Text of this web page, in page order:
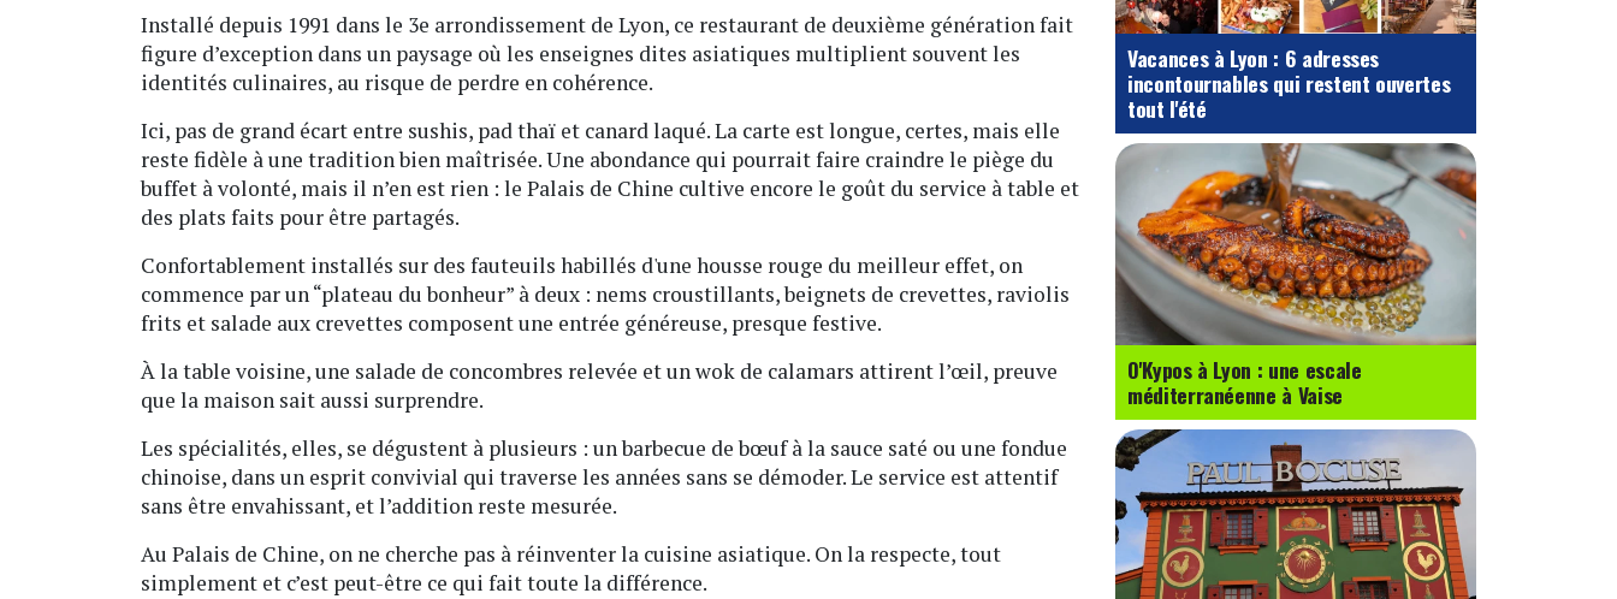
Installé depuis 1991 dans le 3e arrondissement de Lyon, ce restaurant de deuxième génération fait
figure d’exception dans un paysage où les enseignes dites asiatiques multiplient souvent les
identités culinaires, au risque de perdre en cohérence.
Ici, pas de grand écart entre sushis, pad thaï et canard laqué. La carte est longue, certes, mais elle
reste fidèle à une tradition bien maîtrisée. Une abondance qui pourrait faire craindre le piège du
buffet à volonté, mais il n’en est rien : le Palais de Chine cultive encore le goût du service à table et
des plats faits pour être partagés.
Confortablement installés sur des fauteuils habillés d'une housse rouge du meilleur effet, on
commence par un “plateau du bonheur” à deux : nems croustillants, beignets de crevettes, raviolis
frits et salade aux crevettes composent une entrée généreuse, presque festive.
À la table voisine, une salade de concombres relevée et un wok de calamars attirent l’œil, preuve
que la maison sait aussi surprendre.
Les spécialités, elles, se dégustent à plusieurs : un barbecue de bœuf à la sauce saté ou une fondue
chinoise, dans un esprit convivial qui traverse les années sans se démoder. Le service est attentif
sans être envahissant, et l’addition reste mesurée.
Au Palais de Chine, on ne cherche pas à réinventer la cuisine asiatique. On la respecte, tout
simplement et c’est peut-être ce qui fait toute la différence.
Vacances à Lyon : 6 adresses
incontournables qui restent ouvertes
tout l'été
O'Kypos à Lyon : une escale
méditerranéenne à Vaise